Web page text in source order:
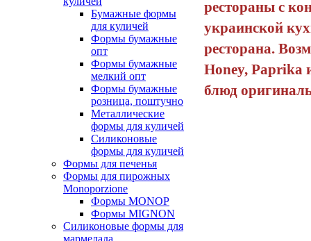
Бумажные формы
для куличей
Формы бумажные
опт
Формы бумажные
мелкий опт
Формы бумажные
розница, поштучно
Металлические
формы для куличей
Силиконовые
формы для куличей
Формы для печенья
Формы для пирожных
Monoporzione
Формы MONOP
Формы MIGNON
Силиконовые формы для
мармелада
рестораны с
украинской
ресторана.
Honey, Paprika
блюд